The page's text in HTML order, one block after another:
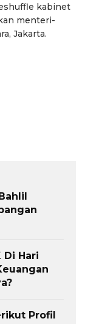
kabinet
menteri-
Jakarta.
Di Hari
Profil